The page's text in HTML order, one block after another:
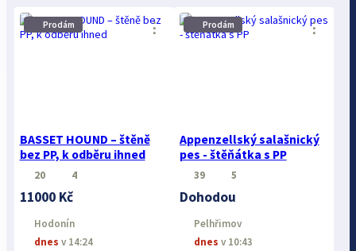
Prodám
BASSET HOUND – štěně
bez PP, k odběru ihned
⋮
20 4
11000 Kč
Hodonín
dnes v 14:24
Prodám
Appenzellský salašnický
pes - štěňátka s PP
⋮
39 5
Dohodou
Pelhřimov
dnes v 10:43